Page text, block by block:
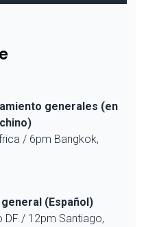
generales (en
/ 6pm Bangkok,
(Español)
DF / 12pm Santiago,